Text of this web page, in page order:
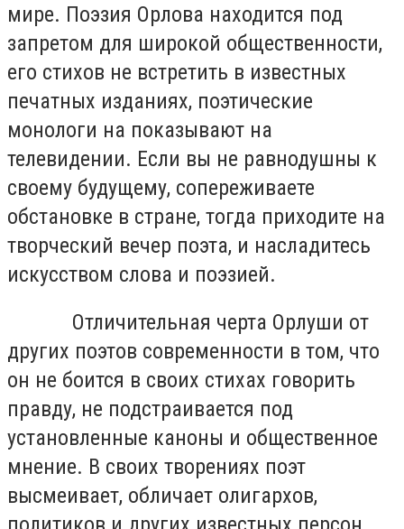
мире. Поэзия Орлова находится под
запретом для широкой общественности,
его стихов не встретить в известных
печатных изданиях, поэтические
монологи на показывают на
телевидении. Если вы не равнодушны к
своему будущему, сопереживаете
обстановке в стране, тогда приходите на
творческий вечер поэта, и насладитесь
искусством слова и поэзией.
Отличительная черта Орлуши от
других поэтов современности в том, что
он не боится в своих стихах говорить
правду, не подстраивается под
установленные каноны и общественное
мнение. В своих творениях поэт
высмеивает, обличает олигархов,